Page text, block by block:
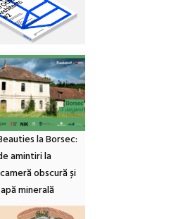
la Borsec:
amintiri la
obscură și
minerală